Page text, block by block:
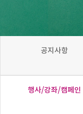
공지사항
행사/강좌/캠페인